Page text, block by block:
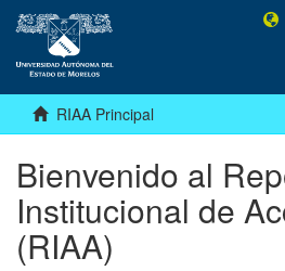
RIAA Principal
Bienvenido al
Institucional de
(RIAA)